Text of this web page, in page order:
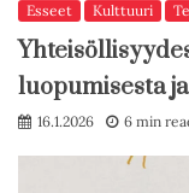
Esseet Kulttuuri
luopumisesta
16.1.2026 6 min